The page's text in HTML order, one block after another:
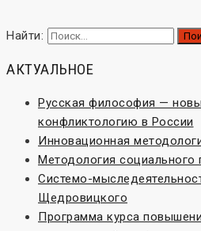
Найти:
АКТУАЛЬНОЕ
Русская философия —
конфликтологию в России
Инновационная
Методология социального
Системо-
Щедровицкого
Программа курса